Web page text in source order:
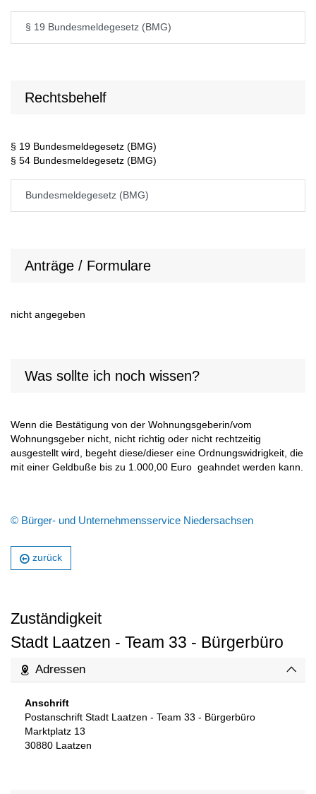
§ 19 Bundesmeldegesetz (BMG)
Rechtsbehelf
§ 19 Bundesmeldegesetz (BMG)
§ 54 Bundesmeldegesetz (BMG)
Bundesmeldegesetz (BMG)
Anträge / Formulare
nicht angegeben
Was sollte ich noch wissen?
Wenn die Bestätigung von der Wohnungsgeberin/vom
Wohnungsgeber nicht, nicht richtig oder nicht rechtzeitig
ausgestellt wird, begeht diese/dieser eine Ordnungswidrigkeit, die
mit einer Geldbuße bis zu 1.000,00 Euro geahndet werden kann.
© Bürger- und Unternehmensservice Niedersachsen
zurück
Zuständigkeit
Stadt Laatzen - Team 33 - Bürgerbüro
Adressen
Anschrift
Postanschrift Stadt Laatzen - Team 33 - Bürgerbüro
Marktplatz 13
30880 Laatzen